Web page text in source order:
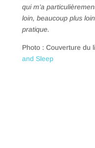
qui m’a
loin, beaucoup plus
pratique.
Photo : Couverture du
and Sleep